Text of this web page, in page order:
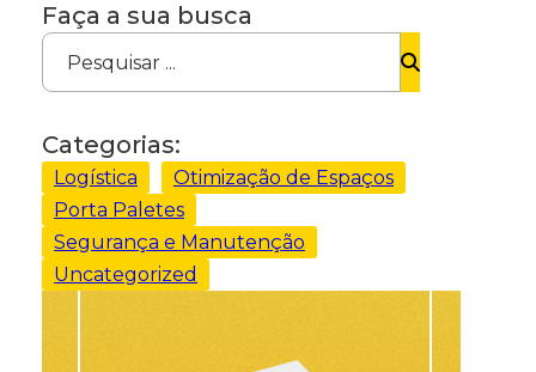
Faça a sua busca
Pesquisar ...
Categorias:
Logística
Otimização de Espaços
Porta Paletes
Segurança e Manutenção
Uncategorized